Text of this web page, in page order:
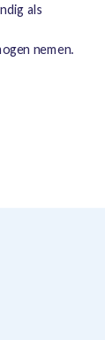
als
nemen.